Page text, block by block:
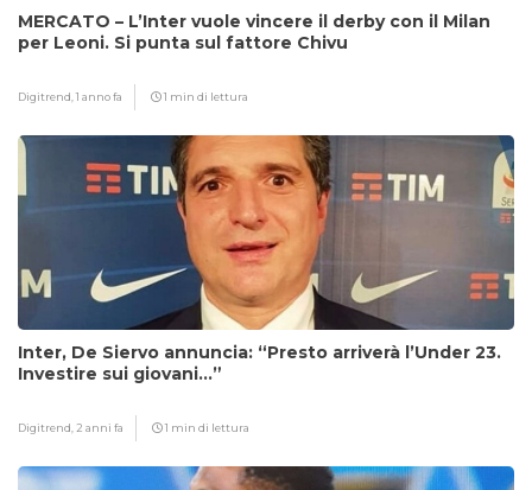
MERCATO – L’Inter vuole vincere il derby con il Milan
per Leoni. Si punta sul fattore Chivu
Digitrend,1 anno fa 1 min di lettura
Inter, De Siervo annuncia: “Presto arriverà l’Under 23.
Investire sui giovani…”
Digitrend, 2 anni fa 1 min di lettura